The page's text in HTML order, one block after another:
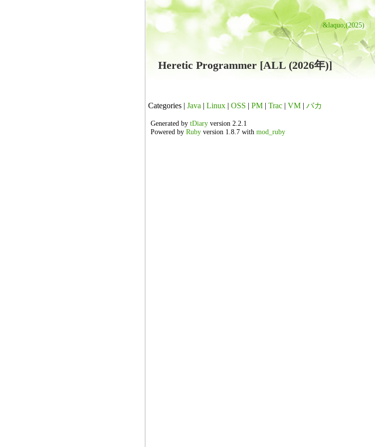
&laquo;(2025)
Heretic Programmer [ALL (2026年)]
Categories | Java | Linux | OSS | PM | Trac | VM | バカ
Generated by tDiary version 2.2.1
Powered by Ruby version 1.8.7 with mod_ruby